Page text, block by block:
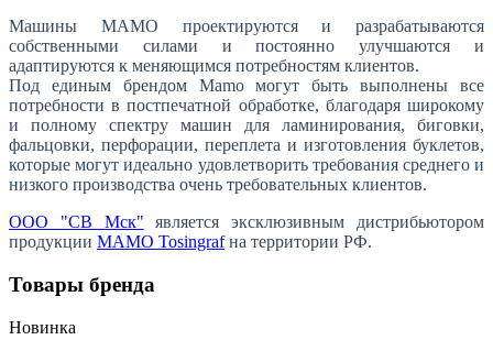
Машины MAMO проектируются и разрабатываются
собственными силами и постоянно улучшаются и
адаптируются к меняющимся потребностям клиентов.
Под единым брендом Mamo могут быть выполнены все
потребности в постпечатной обработке, благодаря широкому
и полному спектру машин для ламинирования, биговки,
фальцовки, перфорации, переплета и изготовления буклетов,
которые могут идеально удовлетворить требования среднего и
низкого производства очень требовательных клиентов.
ООО "СВ Мск" является эксклюзивным дистрибьютором
продукции МАМО Tosingrafна территории РФ.
Товары бренда
Новинка